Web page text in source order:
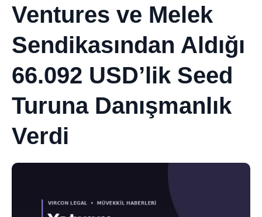
Ventures ve Melek
Sendikasından Aldığı
66.092 USD’lik Seed
Turuna Danışmanlık
Verdi